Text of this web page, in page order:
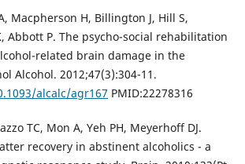
Macpherson H, Billington J, Hill S,
Abbott P. The psycho-social rehabilitation
related brain damage in the
Alcohol. 2012;47(3):304-11.
alcalc/agr167 PMID:22278316
TC, Mon A, Yeh PH, Meyerhoff DJ.
recovery in abstinent alcoholics - a